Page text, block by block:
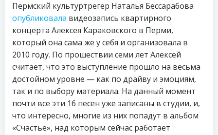
Пермский культуртрегер Наталья Бессарабова
опубликовала видеозапись квартирного
концерта Алексея Караковского в Перми,
который она сама же у себя и организовала в
2010 году. По прошествии семи лет Алексей
считает, что это выступление прошло на весьма
достойном уровне — как по драйву и эмоциям,
так и по выбору материала. На данный момент
почти все эти 16 песен уже записаны в студии, и,
что интересно, многие из них попадут в альбом
«Счастье», над которым сейчас работает